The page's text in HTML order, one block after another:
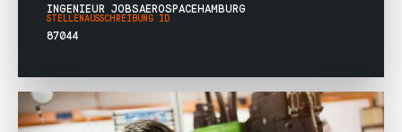
INGENIEUR JOBSAEROSPACE HAMBURG
STELLENAUSSCHREIBUNG ID
87044